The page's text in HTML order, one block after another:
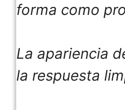
forma como
La apariencia
la respuesta